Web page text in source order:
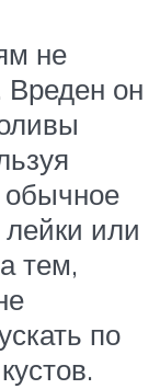
не
Вреден он
или
тем,
по